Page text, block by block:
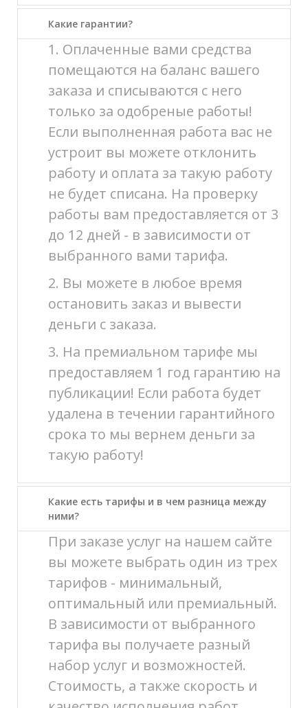
Какие гарантии?
1. Оплаченные вами средства
помещаются на баланс вашего
заказа и списываются с него
только за одобреные работы!
Если выполненная работа вас не
устроит вы можете отклонить
работу и оплата за такую работу
не будет списана. На проверку
работы вам предоставляется от 3
до 12 дней - в зависимости от
выбранного вами тарифа.
2. Вы можете в любое время
остановить заказ и вывести
деньги с заказа.
3. На премиальном тарифе мы
предоставляем 1 год гарантию на
публикации! Если работа будет
удалена в течении гарантийного
срока то мы вернем деньги за
такую работу!
Какие есть тарифы и в чем разница между
ними?
При заказе услуг на нашем сайте
вы можете выбрать один из трех
тарифов - минимальный,
оптимальный или премиальный.
В зависимости от выбранного
тарифа вы получаете разный
набор услуг и возможностей.
Стоимость, а также скорость и